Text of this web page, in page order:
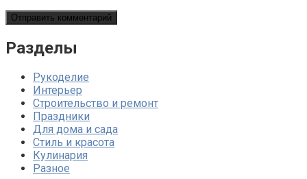
Разделы
Рукоделие
Интерьер
Строительство и ремонт
Праздники
Для дома и сада
Стиль и красота
Кулинария
Разное